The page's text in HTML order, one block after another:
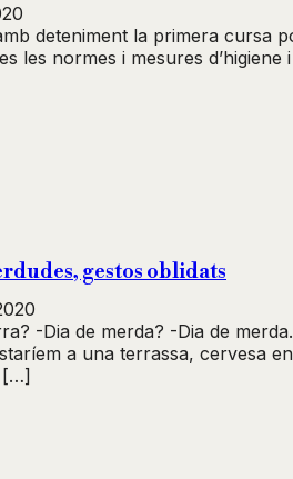
deteniment la primera cursa
les normes i mesures
gestos oblidats
-Dia de merda? -Dia de
a una terrassa, cervesa
[…]